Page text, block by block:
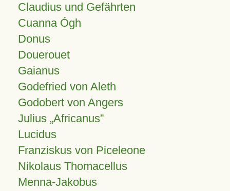
Claudius und Gefährten
Cuanna Ógh
Donus
Douerouet
Gaianus
Godefried von Aleth
Godobert von Angers
Julius Africanus
Lucidus
Franziskus von Piceleone
Nikolaus Thomacellus
Menna-Jakobus